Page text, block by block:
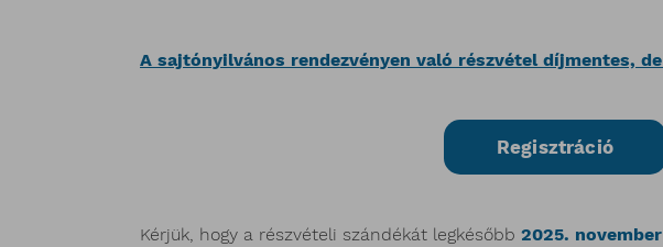
A sajtónyilvános rendezvényen való részvétel díjmentes,
Regisztráció
Kérjük, hogy a részvételi szándékát legkésőbb 2025.